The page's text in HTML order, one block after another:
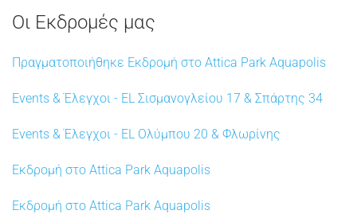
Οι Εκδρομές μας
Πραγματοποιήθηκε Εκδρομή στο Attica Park Aquapolis
Events & Έλεγχοι - EL Σισμανογλείου 17 & Σπάρτης 34
Events & Έλεγχοι - EL Ολύμπου 20 & Φλωρίνης
Εκδρομή στο Attica Park Aquapolis
Εκδρομή στο Attica Park Aquapolis